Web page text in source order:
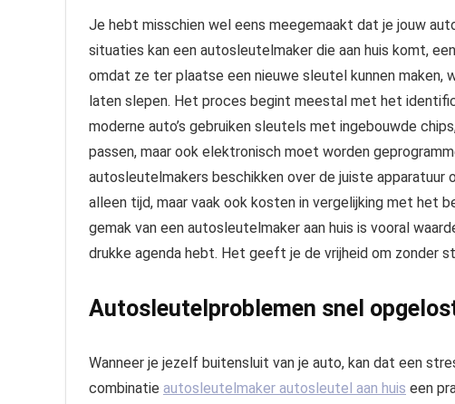
Je hebt misschien wel eens meegemaakt dat je jouw
situaties kan een autosleutelmaker die aan huis komt,
omdat ze ter plaatse een nieuwe sleutel kunnen
laten slepen. Het proces begint meestal met het
moderne auto’s gebruiken sleutels met ingebouwde
passen, maar ook elektronisch moet worden
autosleutelmakers beschikken over de juiste
alleen tijd, maar vaak ook kosten in vergelijking met het
gemak van een autosleutelmaker aan huis is vooral
drukke agenda hebt. Het geeft je de vrijheid om zonder
Autosleutelproblemen snel
Wanneer je jezelf buitensluit van je auto, kan dat een
combinatie autosleutelmaker autosleutel aan huis een